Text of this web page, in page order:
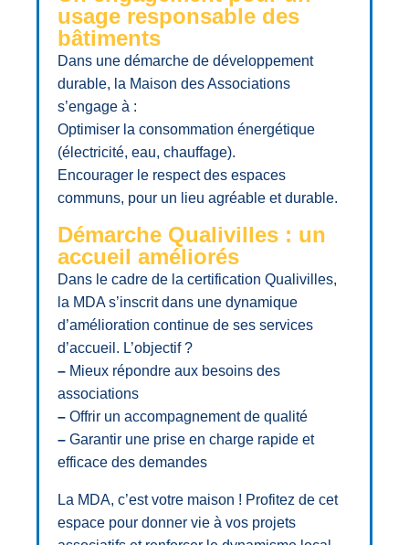
usage responsable des
bâtiments
Dans une démarche de développement
durable, la Maison des Associations
s’engage à :
Optimiser la consommation énergétique
(électricité, eau, chauffage).
Encourager le respect des espaces
communs, pour un lieu agréable et durable.
Démarche Qualivilles : un
accueil améliorés
Dans le cadre de la certification Qualivilles,
la MDA s’inscrit dans une dynamique
d’amélioration continue de ses services
d’accueil. L’objectif ?
– Mieux répondre aux besoins des
associations
– Offrir un accompagnement de qualité
– Garantir une prise en charge rapide et
efficace des demandes
La MDA, c’est votre maison ! Profitez de cet
espace pour donner vie à vos projets